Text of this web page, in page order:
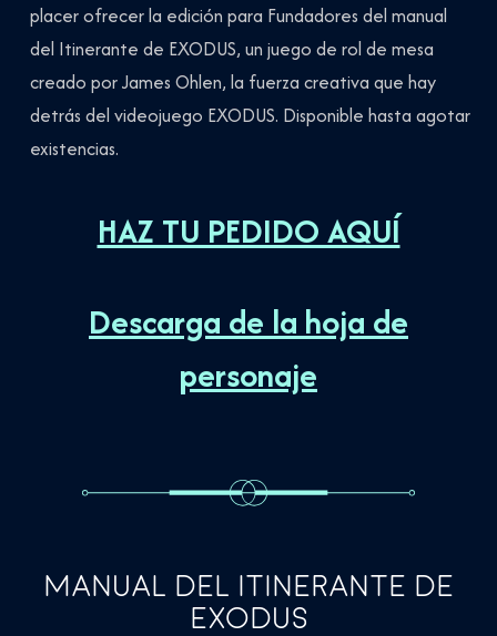
placer ofrecer la edición para Fundadores del manual
del Itinerante de EXODUS, un juego de rol de mesa
creado por James Ohlen, la fuerza creativa que hay
detrás del videojuego EXODUS. Disponible hasta agotar
existencias.
HAZ TU PEDIDO AQUÍ
Descarga de la hoja de
personaje
MANUAL DEL ITINERANTE DE
EXODUS